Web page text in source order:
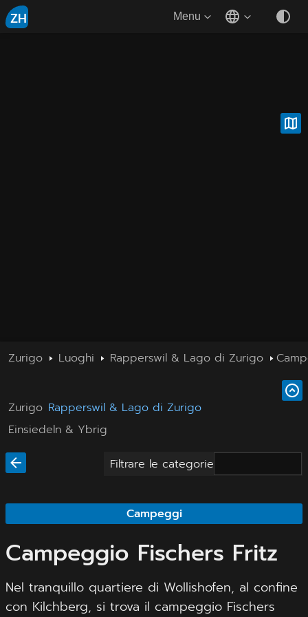
ZH Menu
Zurigo Luoghi Rapperswil & Lago di Zurigo
Zurigo Rapperswil & Lago di Zurigo
Einsiedeln & Ybrig
Filtrare le categorie
Campeggi
Campeggio Fischers Fritz
Nel tranquillo quartiere di Wollishofen, al confine
con Kilchberg, si trova il campeggio Fischers